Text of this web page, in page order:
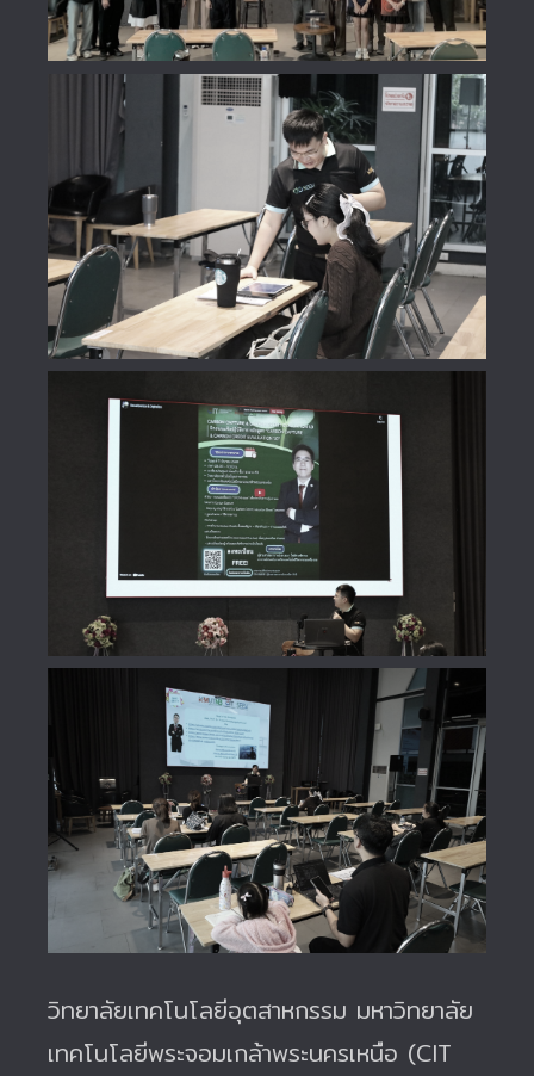
วิทยาลัยเทคโนโลยีอุตสาหกรรม มหาวิทยาลัย
เทคโนโลยีพระจอมเกล้าพระนครเหนือ (CIT